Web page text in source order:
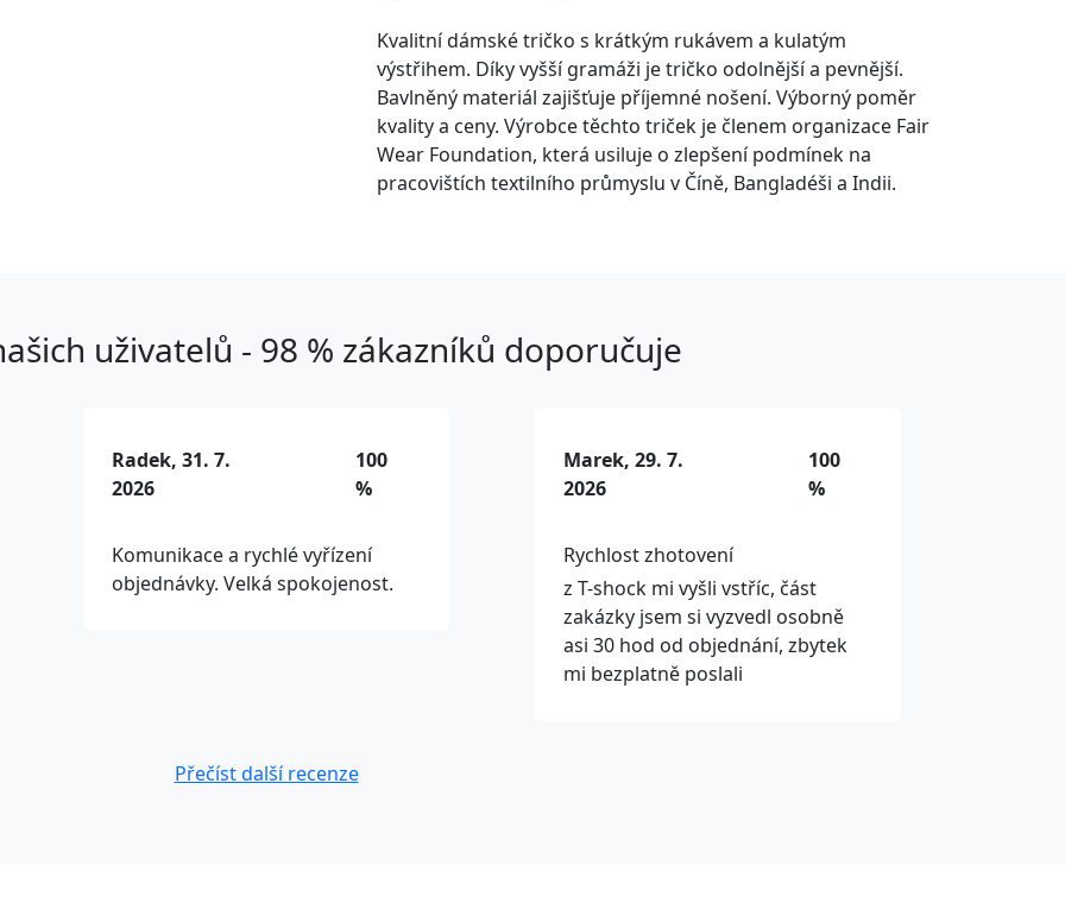
Kvalitní dámské tričko s krátkým rukávem a kulatým
výstřihem. Díky vyšší gramáži je tričko odolnější a pevnější.
Bavlněný materiál zajišťuje příjemné nošení. Výborný poměr
kvality a ceny. Výrobce těchto triček je členem organizace Fair
Wear Foundation, která usiluje o zlepšení podmínek na
pracovištích textilního průmyslu v Číně, Bangladéši a Indii.
uživatelů - 98 % zákazníků doporučuje
Radek, 31. 7.
2026
100
%
Komunikace a rychlé vyřízení
objednávky. Velká spokojenost.
Marek, 29. 7.
2026
100
%
Rychlost zhotovení
z T-shock mi vyšli vstříc, část
zakázky jsem si vyzvedl osobně
asi 30 hod od objednání, zbytek
mi bezplatně poslali
Přečíst další recenze